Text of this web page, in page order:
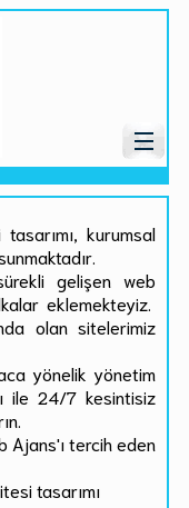
kurumsal
gelişen web
eklemekteyiz.
olan sitelerimiz
yönelik yönetim
ile 24/7 kesintisiz
Ajans'ı tercih eden
tasarımı